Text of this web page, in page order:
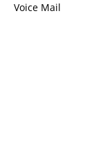
Voice Mail